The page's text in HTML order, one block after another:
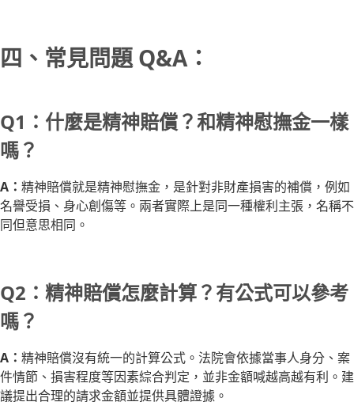
四、常見問題 Q&A：
Q1：什麼是精神賠償？和精神慰撫金一樣
嗎？
A： 精神賠償就是精神慰撫金，是針對非財產損害的補償，例如
名譽受損、身心創傷等。兩者實際上是同一種權利主張，名稱不
同但意思相同。
Q2：精神賠償怎麼計算？有公式可以參考
嗎？
A： 精神賠償沒有統一的計算公式。法院會依據當事人身分、案
件情節、損害程度等因素綜合判定，並非金額喊越高越有利。建
議提出合理的請求金額並提供具體證據。